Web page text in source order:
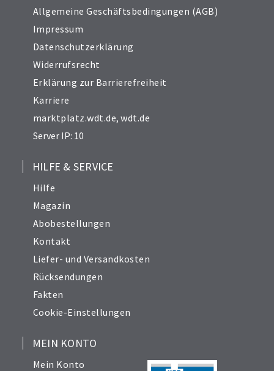
Allgemeine Geschäftsbedingungen (AGB)
Impressum
Datenschutzerklärung
Widerrufsrecht
Erklärung zur Barrierefreiheit
Karriere
marktplatz.wdt.de,wdt.de
Server IP: 10
HILFE & SERVICE
Hilfe
Magazin
Abobestellungen
Kontakt
Liefer- und Versandkosten
Rücksendungen
Fakten
Cookie-Einstellungen
MEIN KONTO
Mein Konto